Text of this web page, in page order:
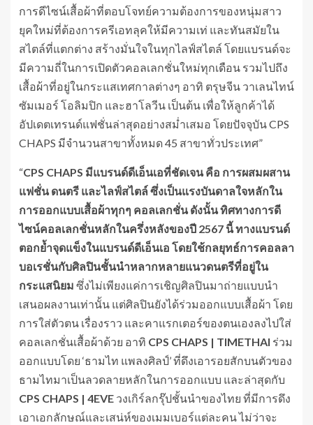
การดีไซน์เสื้อผ้าที่ตอบโจทย์ความต้องการของหนุ่มสาว
ยุคใหม่ที่ต้องการครีเอทลุคให้มีความเท่ และทันสมัยใน
สไตล์ที่แตกต่าง สร้างมั่นใจในทุกไลฟ์สไตล์ โดยแบรนด์จะ
มีความถี่ในการเปิดตัวคอลเลกชั่นใหม่ทุกเดือน รวมไปถึง
เสื้อผ้าที่อยู่ในกระแสเทศกาลต่างๆ อาทิ ตรุษจีน วาเลนไทน์
ซัมเมอร์ โอลิมปิก และฮาโลวีน เป็นต้น เพื่อให้ลูกค้าได้
อัปเดตเทรนด์แฟชั่นล่าสุดอย่างสม่ำเสมอ โดยปัจจุบัน CPS
CHAPS มีจำนวนสาขาทั้งหมด 45 สาขาทั่วประเทศ”
“CPS CHAPS มีแบรนด์ดีเอ็นเอที่ชัดเจน คือ การผสมผสาน
แฟชั่น ดนตรี และไลฟ์สไตล์ ซึ่งเป็นแรงบันดาลใจหลักใน
การออกแบบเสื้อผ้าทุกๆ คอลเลกชั่น ดังนั้น ทิศทางการดี
ไซน์คอลเลกชั่นหลักในครึ่งหลังของปี 2567 นี้ ทางแบรนด์
ตอกย้ำจุดแข็งในแบรนด์ดีเอ็นเอ โดยใช้กลยุทธ์การคอลลา
บอเรชั่นกับศิลปินชั้นนำหลากหลายแนวดนตรีที่อยู่ใน
กระแสนิยม ซึ่งไม่เพียงแค่การเชิญศิลปินมาถ่ายแบบนำ
เสนอผลงานเท่านั้น แต่ศิลปินยังได้ร่วมออกแบบเสื้อผ้า โดย
การใส่ตัวตน เรื่องราว และคาแรกเตอร์ของตนเองลงไปใส่
คอลเลกชั่นเสื้อผ้าด้วย อาทิ CPS CHAPS | TIMETHAI ร่วม
ออกแบบโดย ‘ธามไท แพลงศิลป์’ ที่ดึงเอารอยสักบนตัวของ
ธามไทมาเป็นลวดลายหลักในการออกแบบ และล่าสุดกับ
CPS CHAPS | 4EVE วงเกิร์ลกรุ๊ปชั้นนำของไทย ที่มีการดึง
เอาเอกลักษณ์และเสน่ห์ของเมมเบอร์แต่ละคน ไม่ว่าจะ